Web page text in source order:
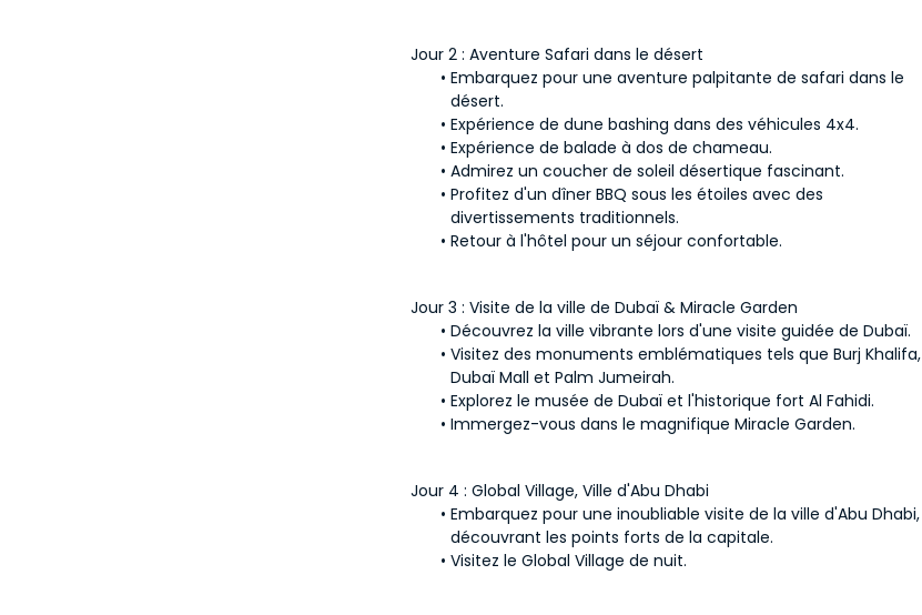
Jour 2 : Aventure Safari dans le désert
Embarquez pour une aventure palpitante de safari dans le
désert.
Expérience de dune bashing dans des véhicules 4x4.
Expérience de balade à dos de chameau.
Admirez un coucher de soleil désertique fascinant.
Profitez d'un dîner BBQ sous les étoiles avec des
divertissements traditionnels.
Retour à l'hôtel pour un séjour confortable.
Jour 3 : Visite de la ville de Dubaï & Miracle Garden
Découvrez la ville vibrante lors d'une visite guidée de Dubaï.
Visitez des monuments emblématiques tels que Burj Khalifa,
Dubaï Mall et Palm Jumeirah.
Explorez le musée de Dubaï et l'historique fort Al Fahidi.
Immergez-vous dans le magnifique Miracle Garden.
Jour 4 : Global Village, Ville d'Abu Dhabi
Embarquez pour une inoubliable visite de la ville d'Abu Dhabi,
découvrant les points forts de la capitale.
Visitez le Global Village de nuit.